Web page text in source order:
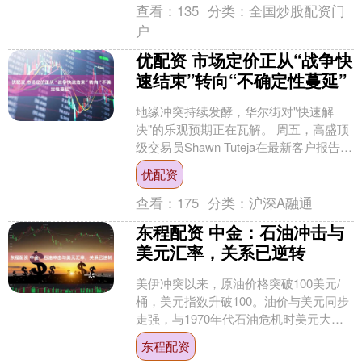
查看： 135 分类：全国炒股配资门
户
优配资 市场定价正从“战争快
速结束”转向“不确定性蔓延”
地缘冲突持续发酵，华尔街对"快速解
决"的乐观预期正在瓦解。 周五，高盛顶
级交易员Shawn Tuteja在最新客户报告中
指出，市场叙事正经历关键....
优配资
查看： 175 分类：沪深A融通
东程配资 中金：石油冲击与
美元汇率，关系已逆转
美伊冲突以来，原油价格突破100美元/
桶，美元指数升破100。油价与美元同步
走强，与1970年代石油危机时美元大幅
贬值的历史经验截然相反。我们认为，
这一差异的关....
东程配资